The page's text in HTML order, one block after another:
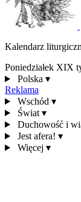
Kalendarz
Poniedziałek XIX
Polska ▾
Reklama
Wschód ▾
Świat ▾
Duchowość i
Jest afera! ▾
Więcej ▾